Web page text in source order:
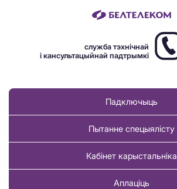
служба тэхнічнай
і кансультацыйнай падтрымкі
Падключыць
Пытанне спецыялісту
Кабінет карыстальніка
Аплаціць